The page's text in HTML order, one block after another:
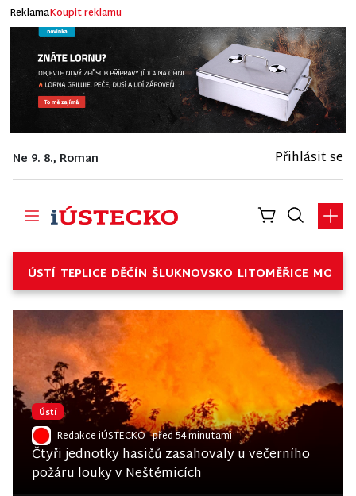
ReklamaKoupit reklamu
Ne 9. 8., Roman Přihlásit se
ÚSTÍ TEPLICE DĚČÍN ŠLUKNOVSKO LITOMĚŘICE
Ústí
Redakce iÚSTECKO- před 54 minutami
Čtyři jednotky hasičů zasahovaly u večerního
požáru louky v Neštěmicích